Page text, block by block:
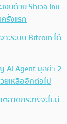
งินด้วย Shiba Inu
รั้งแรก
ะระบบ Bitcoin ได้
AI Agent มูลค่า 2
ยเหลืออีกต่อไป
าดกระทิงจะไม่มี